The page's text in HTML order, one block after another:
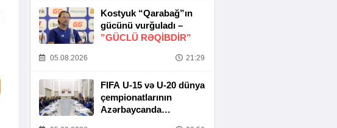
Kostyuk “Qarabağ”ın
gücünü vurğuladı –
”GÜCLÜ RƏQİBDİR”
05.08.2026 21:29
FIFA U-15 və U-20 dünya
çempionatlarının
Azərbaycanda